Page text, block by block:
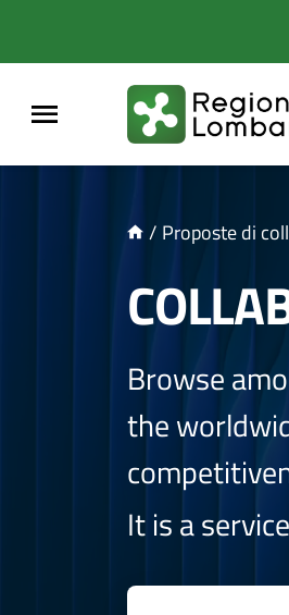
/ Proposte di
Browse
the
It is a